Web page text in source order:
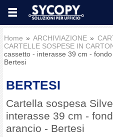
Home ARCHIVIAZIONE
CARTELLE SOSPESE IN
cassetto - interasse 39 cm -
Bertesi
BERTESI
Cartella sospesa
interasse 39 cm -
arancio - Bertesi